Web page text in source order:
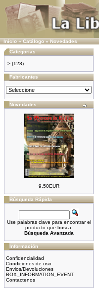
Inicio»Catálogo»Novedades
Categorias
-> (128)
Fabricantes
Novedades
9.50EUR
Búsqueda Rápida
Use palabras clave para encontrar el
producto que busca.
Búsqueda Avanzada
Información
Confidencialidad
Condiciones de uso
Envios/Devoluciones
BOX_INFORMATION_EVENT
Contactenos